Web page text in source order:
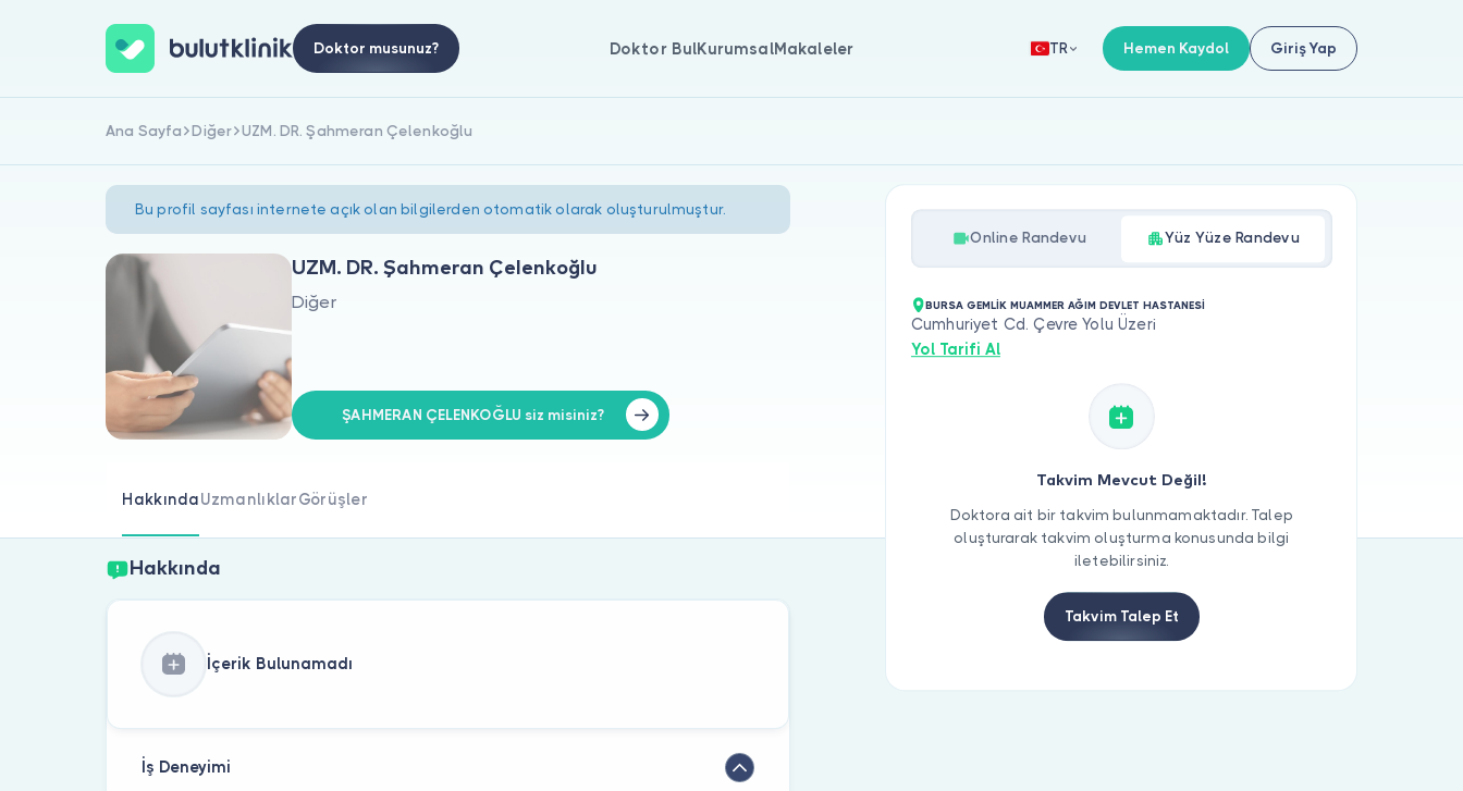
Doktor musunuz? Doktor BulKurumsalMakaleler TR Hemen Kaydol Giriş Yap
Ana Sayfa Diğer UZM. DR. Şahmeran Çelenkoğlu
Bu profil sayfası internete açık olan bilgilerden otomatik olarak oluşturulmuştur.
UZM. DR. Şahmeran Çelenkoğlu
Diğer
ŞAHMERAN ÇELENKOĞLU siz misiniz?
HakkındaUzmanlıklarGörüşler
Hakkında
İçerik Bulunamadı
İş Deneyimi
Online Randevu Yüz Yüze Randevu
BURSA GEMLİK MUAMMER AĞIM DEVLET HASTANESİ
Cumhuriyet Cd. Çevre Yolu Üzeri
Yol Tarifi Al
Takvim Mevcut Değil!
Doktora ait bir takvim bulunmamaktadır. Talep
oluşturarak takvim oluşturma konusunda bilgi
iletebilirsiniz.
Takvim Talep Et